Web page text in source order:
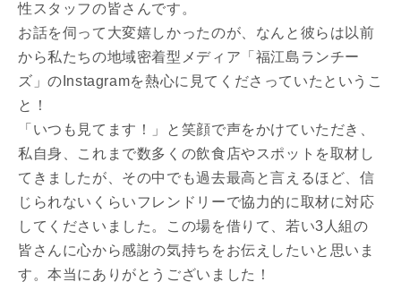
性スタッフの皆さんです。
お話を伺って大変嬉しかったのが、なんと彼らは以前
から私たちの地域密着型メディア「福江島ランチー
ズ」のInstagramを熱心に見てくださっていたというこ
と！
「いつも見てます！」と笑顔で声をかけていただき、
私自身、これまで数多くの飲食店やスポットを取材し
てきましたが、その中でも過去最高と言えるほど、信
じられないくらいフレンドリーで協力的に取材に対応
してくださいました。この場を借りて、若い3人組の
皆さんに心から感謝の気持ちをお伝えしたいと思いま
す。本当にありがとうございました！